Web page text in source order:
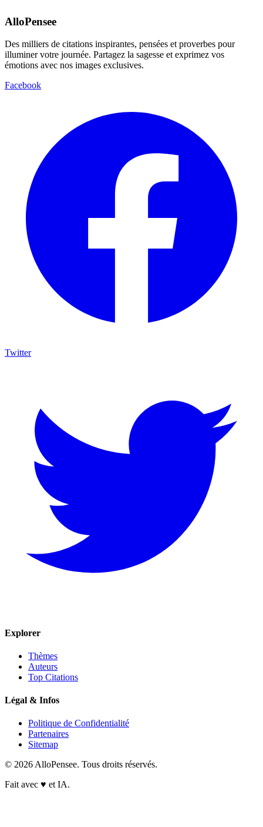
AlloPensee
Des milliers de citations inspirantes, pensées et proverbes pour
illuminer votre journée. Partagez la sagesse et exprimez vos
émotions avec nos images exclusives.
Facebook
Twitter
Explorer
Thèmes
Auteurs
Top Citations
Légal & Infos
Politique de Confidentialité
Partenaires
Sitemap
© 2026 AlloPensee. Tous droits réservés.
Fait avec ♥ et IA.